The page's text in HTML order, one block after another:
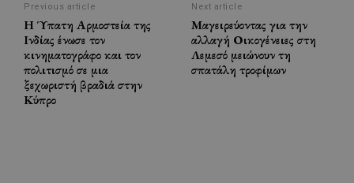
Previous article
Η Ύπατη Αρμοστεία της
Ινδίας ένωσε τον
κινηματογράφο και τον
πολιτισμό σε μια
ξεχωριστή βραδιά στην
Κύπρο
Next article
Μαγειρεύοντας για την
αλλαγή Οικογένειες στη
Λεμεσό μειώνουν τη
σπατάλη τροφίμων